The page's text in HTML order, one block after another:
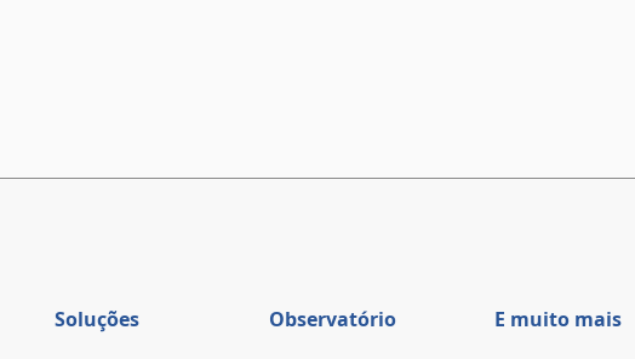
Soluções Observatório E muito mais